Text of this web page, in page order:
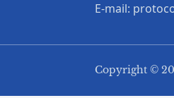
E-mail:
Copyright ©